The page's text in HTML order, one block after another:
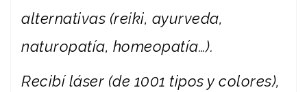
alternativas (reiki, ayurveda,
naturopatía, homeopatía…).
Recibí láser (de 1001 tipos y colores),